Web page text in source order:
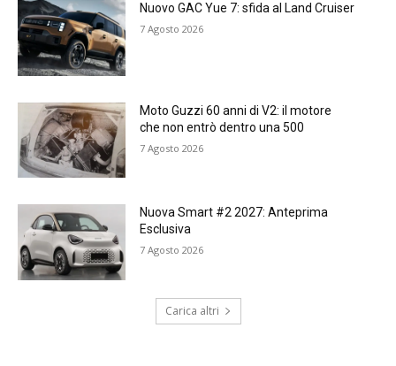
Nuovo GAC Yue 7: sfida al Land Cruiser
7 Agosto 2026
Moto Guzzi 60 anni di V2: il motore
che non entrò dentro una 500
7 Agosto 2026
Nuova Smart #2 2027: Anteprima
Esclusiva
7 Agosto 2026
Carica altri